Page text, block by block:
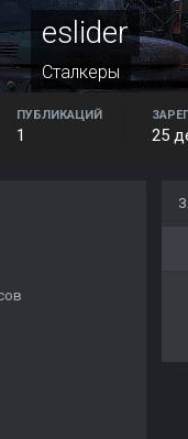
eslider
Сталкеры
ПУБЛИКАЦИЙ
1 25